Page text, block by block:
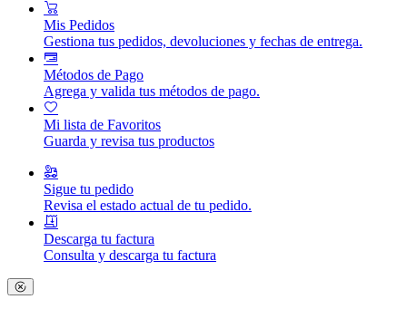
Mis Pedidos
Gestiona tus pedidos, devoluciones y fechas de entrega.
Métodos de Pago
Agrega y valida tus métodos de pago.
Mi lista de Favoritos
Guarda y revisa tus productos
Sigue tu pedido
Revisa el estado actual de tu pedido.
Descarga tu factura
Consulta y descarga tu factura